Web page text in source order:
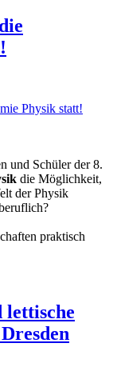
und Schüler der 8.
die Möglichkeit,
der Physik
praktisch
lettische